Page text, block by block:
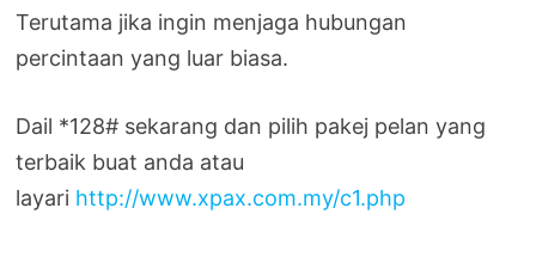
Terutama jika ingin menjaga hubungan
percintaan yang luar biasa.
Dail *128# sekarang dan pilih pakej pelan yang
terbaik buat anda atau
layari http://www.xpax.com.my/c1.php